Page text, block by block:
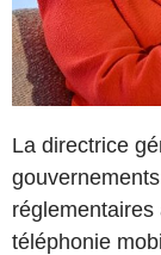
La directrice
téléphonie